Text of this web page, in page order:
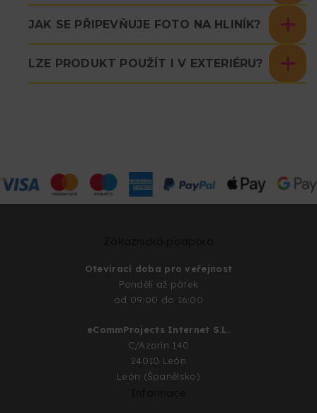
JAK SE PŘIPEVŇUJE FOTO NA HLINÍK?
LZE PRODUKT POUŽÍT I V EXTERIÉRU?
Otevírací doba pro veřejnost
Pondělí až pátek
od 09:00 do 16:00
eCommProjects Internet S.L.
C/Azorín 140
24010 León
León (Španělsko)